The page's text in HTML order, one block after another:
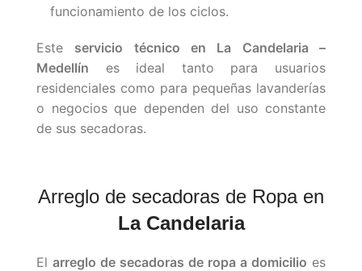
funcionamiento de los ciclos.
Este servicio técnico en La Candelaria –
Medellín es ideal tanto para usuarios
residenciales como para pequeñas lavanderías
o negocios que dependen del uso constante
de sus secadoras.
Arreglo de secadoras de Ropa en
La Candelaria
El arreglo de secadoras de ropa a domicilio es